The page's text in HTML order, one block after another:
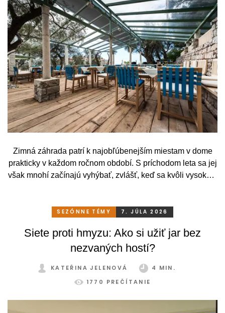
Zimná záhrada patrí k najobľúbenejším miestam v dome
prakticky v každom ročnom období. S príchodom leta sa jej
však mnohí začínajú vyhýbať, zvlášť, keď sa kvôli vysokým
stačí relatívne málo. So správnym, praktickým a šikovným
pohodlne a bez obmedzení po celý rok.
SEZÓNNE TÉMY 7. JÚLA 2026
Siete proti hmyzu: Ako si užiť jar bez
nezvaných hostí?
KATEŘINA JELENOVÁ
4 MIN.
1770 PREČÍTANIE